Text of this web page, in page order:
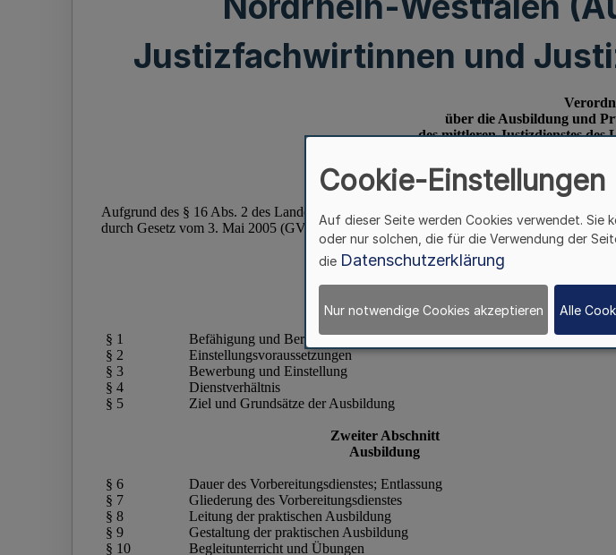
Justizfachwirtinnen und
Cookie-Einstellungen
Auf dieser Seite werden Cookies verwendet. Sie
oder nur solchen, die für die Verwendung der
die Datenschutzerklärung
Nur notwendige Cookies akzeptieren Alle